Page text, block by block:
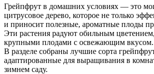
Грейпфрут в домашних условиях — это
цитрусовое дерево, которое не только
и приносит полезные, ароматные плоды
Эти растения радуют обильным
крупными плодами с освежающим вкусом.
В разделе собраны лучшие сорта
адаптированные для выращивания в
зимнем саду.